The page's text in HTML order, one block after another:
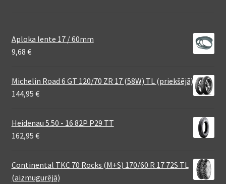
Aploka lente 17 / 60mm
9,68 €
Michelin Road 6 GT 120/70 ZR 17 (58W) TL (priekšējā)
144,95 €
Heidenau 5.50 - 16 82P P29 TT
162,95 €
Continental TKC 70 Rocks (M+S) 170/60 R 17 72S TL
(aizmugurējā)